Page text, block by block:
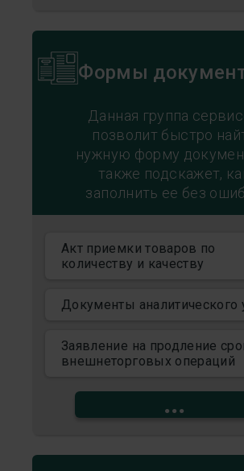
Формы
Данная группа
позволит быстро
нужную форму
также подскажет,
заполнить ее без
Акт приемки товаров по
количеству и качеству
Документы аналитического
Заявление на продление
внешнеторговых операций
...